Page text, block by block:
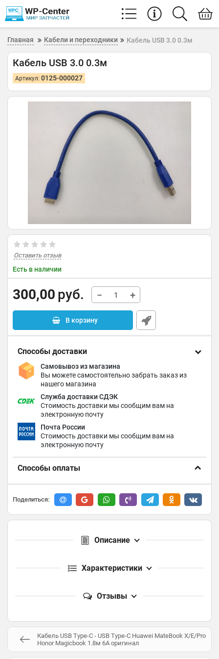
Главная Кабели и переходники Кабель USB 3.0 0.3м
Кабель USB 3.0 0.3м
Артикул: 0125-000027
Оставить отзыв
Есть в наличии
300,00 руб. − +
В корзину
Способы доставки
Самовывоз из магазина
Вы можете самостоятельно забрать заказ из
нашего магазина
Служба доставки СДЭК
Стоимость доставки мы сообщим вам на
электронную почту
Почта России
Стоимость доставки мы сообщим вам на
электронную почту
Способы оплаты
Поделиться:
Описание
Характеристики
Отзывы
Кабель USB Type-C - USB Type-C Huawei MateBook X/E/Pro
Honor Magicbook 1.8м 6А оригинал